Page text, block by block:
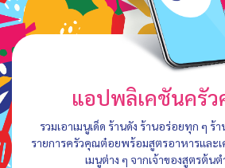
แอปพลิเคชันครั
รวมเอาเมนูเด็ด ร้านดัง ร้านอร่อยทุก ๆ ร้
รายการครัวคุณต๋อยพร้อมสูตรอาหารและ
เมนูต่าง ๆ จากเจ้าของสูตรต้น